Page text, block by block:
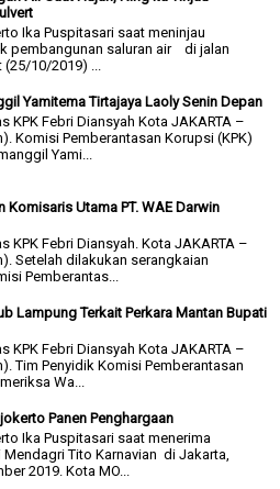
Ika Puspitasari saat meninjau
pembangunan saluran air di jalan
10/2019) ...
Yamitema Tirtajaya Laoly Senin Depan
KPK Febri Diansyah Kota JAKARTA –
Komisi Pemberantasan Korupsi (KPK)
Yami...
Komisaris Utama PT. WAE Darwin
KPK Febri Diansyah. Kota JAKARTA –
Setelah dilakukan serangkaian
Pemberantas...
Lampung Terkait Perkara Mantan Bupati
KPK Febri Diansyah Kota JAKARTA –
Tim Penyidik Komisi Pemberantasan
Wa...
Panen Penghargaan
Ika Puspitasari saat menerima
Tito Karnavian di Jakarta,
2019. Kota MO...